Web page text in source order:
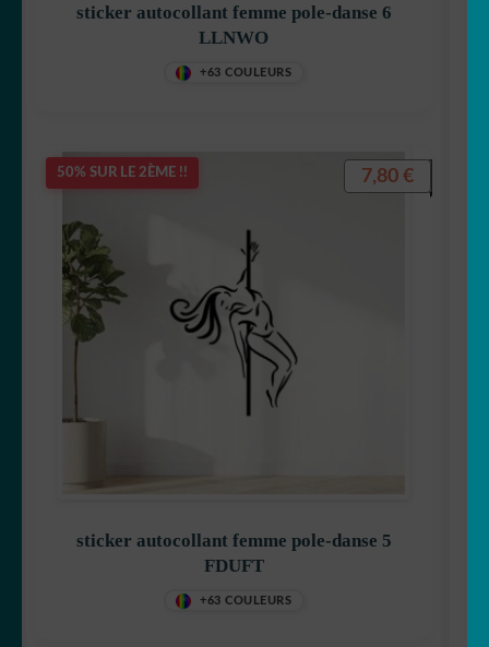
sticker autocollant femme pole-danse 6
LLNWO
+63 COULEURS
50% SUR LE 2ÈME !!
sticker autocollant femme pole-danse 5
FDUFT
+63 COULEURS
7,80 €